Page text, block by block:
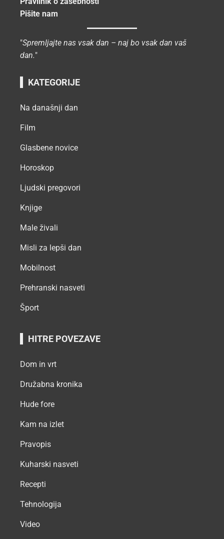
Pišite nam
"Spremljajte nas vsak dan – naj bo vsak dan vaš
dan."
KATEGORIJE
Na današnji dan
Film
Glasbene novice
Horoskop
Ljudski pregovori
Knjige
Male živali
Misli za lepši dan
Mobilnost
Prehranski nasveti
Šport
HITRE POVEZAVE
Dom in vrt
Družabna kronika
Hude fore
Kam na izlet
Pravopis
Kuharski nasveti
Recepti
Tehnologija
Video